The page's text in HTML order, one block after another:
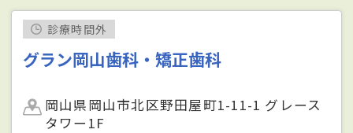
診療時間外
グラン岡山歯科・矯正歯科
岡山県岡山市北区野田屋町1-11-1 グレース
タワー1F